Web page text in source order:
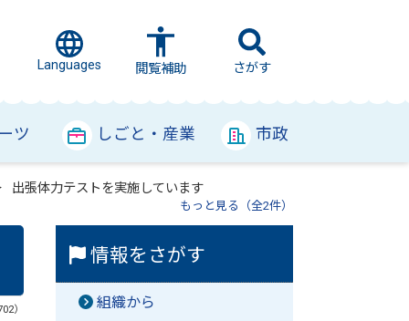
Languages 閲覧補助 さがす
ツ しごと・産業 市政
出張体力テストを実施しています
もっと見る（全2件）
）
情報をさがす
組織から